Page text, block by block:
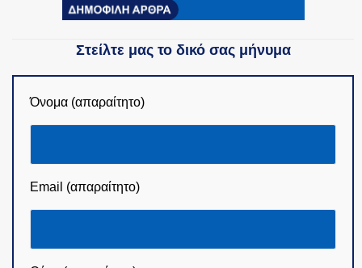
Στείλτε μας το δικό σας μήνυμα